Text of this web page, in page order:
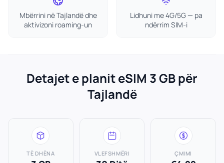
Mbërrini në Tajlandë dhe
aktivizoni roaming-un
Lidhuni me 4G/5G — pa
ndërrim SIM-i
Detajet e planit eSIM 3 GB për
Tajlandë
TË DHËNA VLEFSHMËRI ÇMIMI